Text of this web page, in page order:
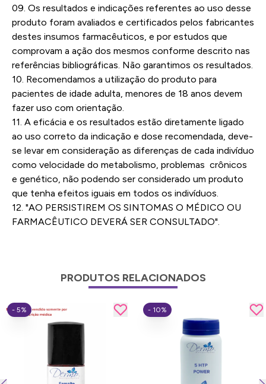
09. Os resultados e indicações referentes ao uso desse
produto foram avaliados e certificados pelos fabricantes
destes insumos farmacêuticos, e por estudos que
comprovam a ação dos mesmos conforme descrito nas
referências bibliográficas. Não garantimos os resultados.
10. Recomendamos a utilização do produto para
pacientes de idade adulta, menores de 18 anos devem
fazer uso com orientação.
11. A eficácia e os resultados estão diretamente ligado
ao uso correto da indicação e dose recomendada, deve-
se levar em consideração as diferenças de cada indivíduo
como velocidade do metabolismo, problemas crônicos
e genético, não podendo ser considerado um produto
que tenha efeitos iguais em todos os indivíduos.
12. "AO PERSISTIREM OS SINTOMAS O MÉDICO OU
FARMACÊUTICO DEVERÁ SER CONSULTADO".
PRODUTOS RELACIONADOS
- 5% - 10%